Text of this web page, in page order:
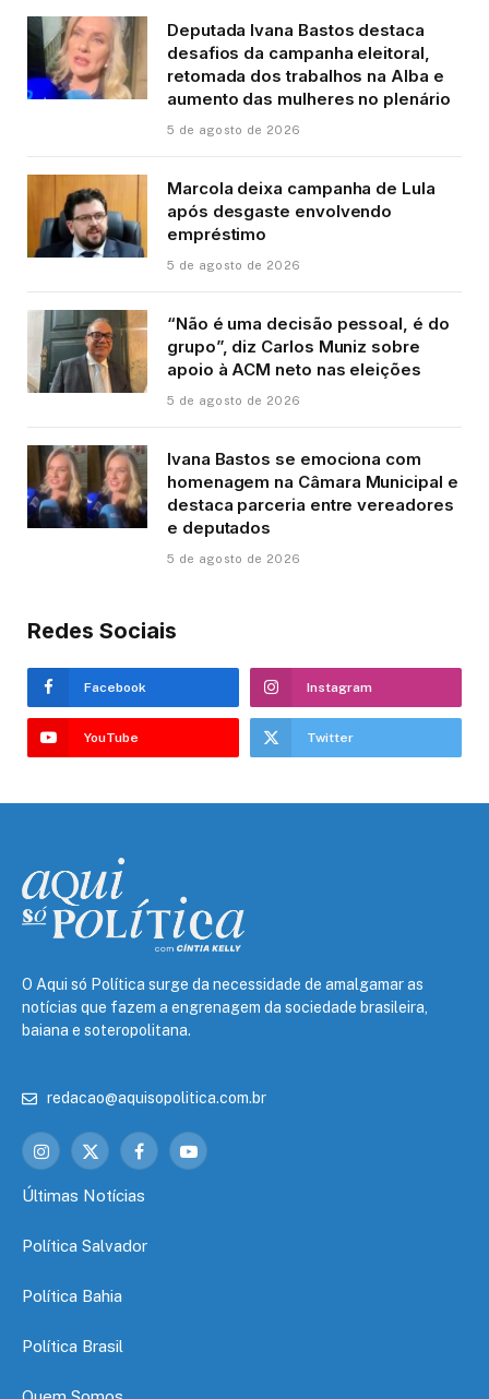
Deputada Ivana Bastos destaca
desafios da campanha eleitoral,
retomada dos trabalhos na Alba e
aumento das mulheres no plenário
5 de agosto de 2026
Marcola deixa campanha de Lula
após desgaste envolvendo
empréstimo
5 de agosto de 2026
“Não é uma decisão pessoal, é do
grupo”, diz Carlos Muniz sobre
apoio à ACM neto nas eleições
5 de agosto de 2026
Ivana Bastos se emociona com
homenagem na Câmara Municipal e
destaca parceria entre vereadores
e deputados
5 de agosto de 2026
Redes Sociais
Facebook Instagram
YouTube Twitter
O Aqui só Política surge da necessidade de amalgamar as
notícias que fazem a engrenagem da sociedade brasileira,
baiana e soteropolitana.
redacao@aquisopolitica.com.br
Instagram
X
FacebookYouTube
Últimas Notícias
Política Salvador
Política Bahia
Política Brasil